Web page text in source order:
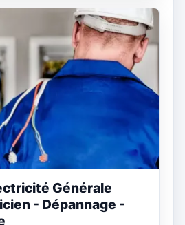
Générale
- Dépannage -